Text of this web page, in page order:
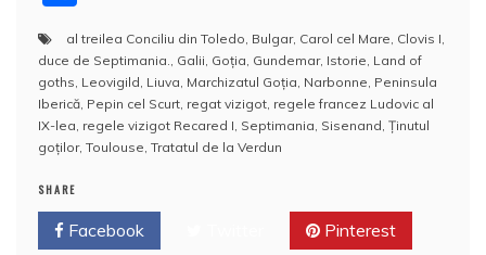
e
b
o
o
er e
st
bl
r
e
dI
n
p
a
c
di
t
s
A
p
o
o
M
a
rt
aj
e
a
ă
al treilea Conciliu din Toledo Bulgar, Carol cel Mare Clovis I
duce de Septimania.
Galii Goţia Gundemar, Istorie Land of
goths Leovigild Liuva Marchizatul Goţia Narbonne Peninsula
Iberică Pepin cel Scurt regat vizigot regele francez Ludovic al
IX-lea regele vizigot Recared I Septimania Sisenand Ţinutul
goţilor, Toulouse Tratatul de la Verdun
SHARE
Facebook Pinterest